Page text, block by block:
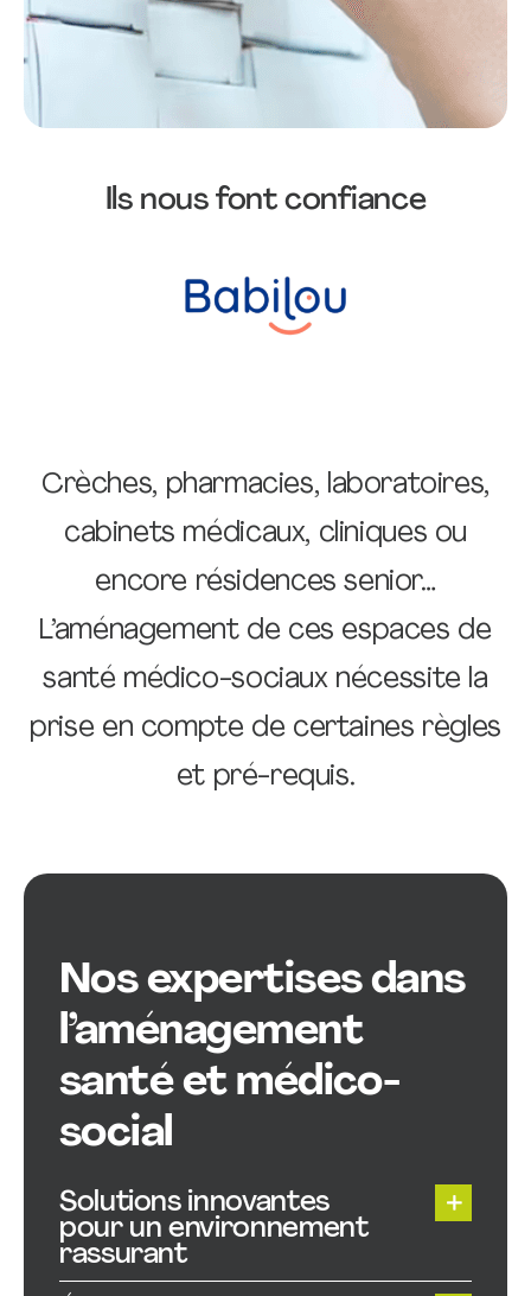
Ils nous font confiance
Crèches, pharmacies, laboratoires,
cabinets médicaux, cliniques ou
encore résidences senior…
L’aménagement de ces espaces de
santé médico-sociaux nécessite la
prise en compte de certaines règles
et pré-requis.
Nos expertises dans
l’aménagement
santé et médico-
social
Solutions innovantes
pour un environnement
rassurant